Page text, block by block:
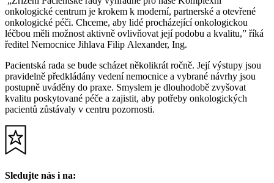
onkologické centrum je krokem k moderní, partnerské a otevřené
onkologické péči. Chceme, aby lidé procházející onkologickou
léčbou měli možnost aktivně ovlivňovat její podobu a kvalitu,” říká
ředitel Nemocnice Jihlava Filip Alexander, Ing.
Pacientská rada se bude scházet několikrát ročně. Její výstupy jsou
pravidelně předkládány vedení nemocnice a vybrané návrhy jsou
postupně uváděny do praxe. Smyslem je dlouhodobě zvyšovat
kvalitu poskytované péče a zajistit, aby potřeby onkologických
pacientů zůstávaly v centru pozornosti.
Sledujte nás i na: